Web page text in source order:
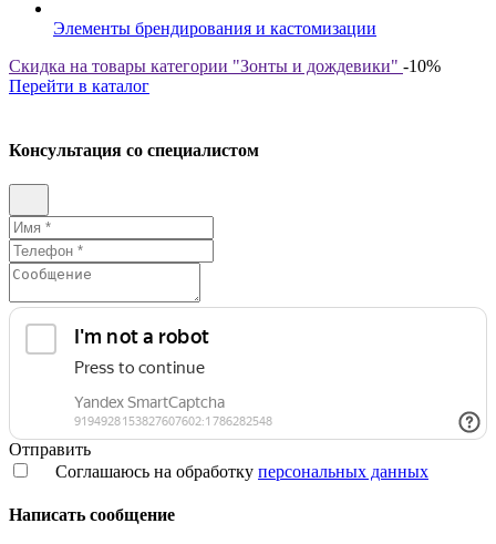
Элементы брендирования и кастомизации
Скидка на товары категории "Зонты и дождевики" -10%
Перейти в каталог
Консультация со специалистом
Отправить
Соглашаюсь на обработку персональных данных
Написать сообщение